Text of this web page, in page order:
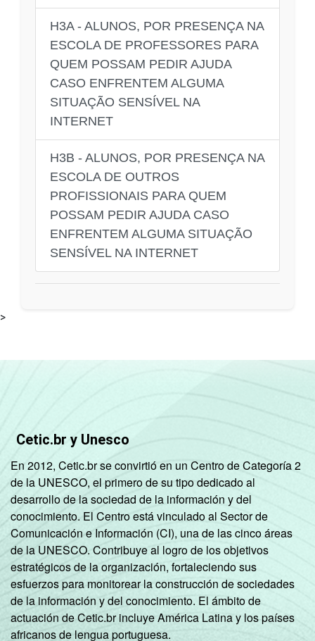
H3A - ALUNOS, POR PRESENÇA NA
ESCOLA DE PROFESSORES PARA
QUEM POSSAM PEDIR AJUDA
CASO ENFRENTEM ALGUMA
SITUAÇÃO SENSÍVEL NA
INTERNET
H3B - ALUNOS, POR PRESENÇA NA
ESCOLA DE OUTROS
PROFISSIONAIS PARA QUEM
POSSAM PEDIR AJUDA CASO
ENFRENTEM ALGUMA SITUAÇÃO
SENSÍVEL NA INTERNET
>
Cetic.br y Unesco
En 2012, Cetic.br se convirtió en un Centro de Categoría 2
de la UNESCO, el primero de su tipo dedicado al
desarrollo de la sociedad de la información y del
conocimiento. El Centro está vinculado al Sector de
Comunicación e Información (CI), una de las cinco áreas
de la UNESCO. Contribuye al logro de los objetivos
estratégicos de la organización, fortaleciendo sus
esfuerzos para monitorear la construcción de sociedades
de la información y del conocimiento. El ámbito de
actuación de Cetic.br incluye América Latina y los países
africanos de lengua portuguesa.